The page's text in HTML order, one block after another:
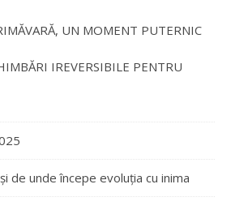
UN MOMENT PUTERNIC
IREVERSIBILE PENTRU
de unde începe evoluția cu inima